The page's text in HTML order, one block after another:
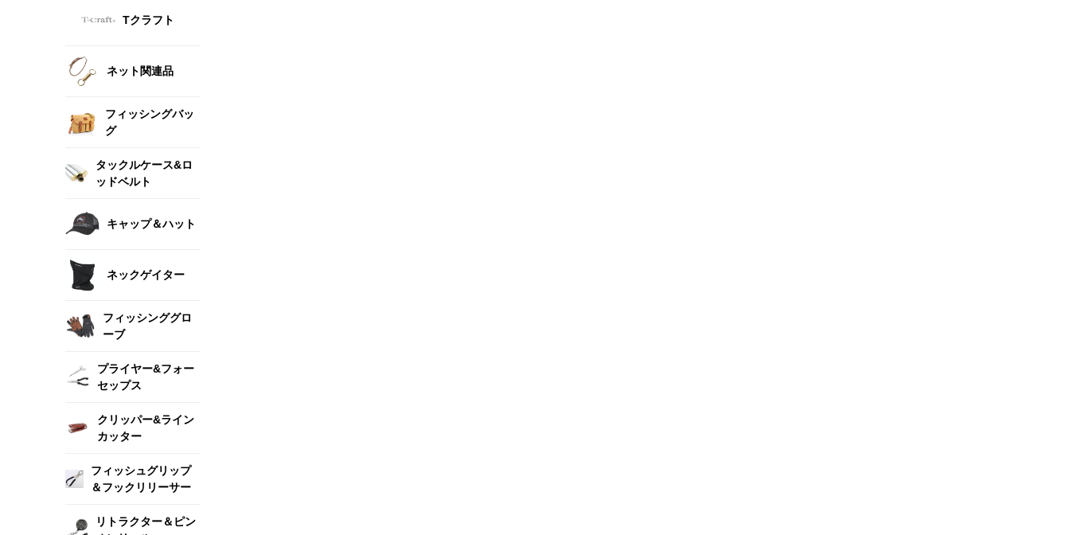
Tクラフト
ネット関連品
フィッシングバッ
グ
タックルケース&ロ
ッドベルト
キャップ＆ハット
ネックゲイター
フィッシンググロ
ーブ
プライヤー&フォー
セップス
クリッパー&ライン
カッター
フィッシュグリップ
＆フックリリーサー
リトラクター＆ピン